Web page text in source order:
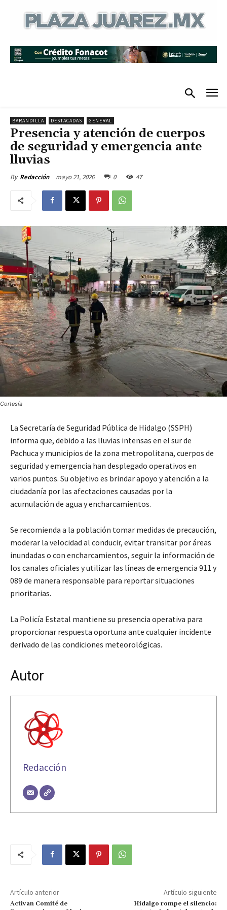
BARANDILLA DESTACADAS GENERAL
Presencia y atención de cuerpos
de seguridad y emergencia ante
lluvias
By Redacción mayo 21, 2026 0 47
Cortesía
La Secretaría de Seguridad Pública de Hidalgo (SSPH)
informa que, debido a las lluvias intensas en el sur de
Pachuca y municipios de la zona metropolitana, cuerpos de
seguridad y emergencia han desplegado operativos en
varios puntos. Su objetivo es brindar apoyo y atención a la
ciudadanía por las afectaciones causadas por la
acumulación de agua y encharcamientos.
Se recomienda a la población tomar medidas de precaución,
moderar la velocidad al conducir, evitar transitar por áreas
inundadas o con encharcamientos, seguir la información de
los canales oficiales y utilizar las líneas de emergencia 911 y
089 de manera responsable para reportar situaciones
prioritarias.
La Policía Estatal mantiene su presencia operativa para
proporcionar respuesta oportuna ante cualquier incidente
derivado de las condiciones meteorológicas.
Autor
Redacción
Artículo anterior
Activan Comité de
Artículo siguiente
Hidalgo rompe el silencio: